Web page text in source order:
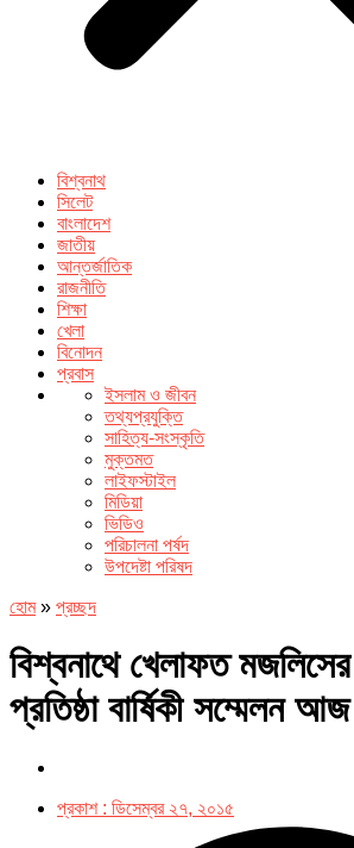
বিশ্বনাথ
সিলেট
বাংলাদেশ
জাতীয়
আন্তর্জাতিক
রাজনীতি
শিক্ষা
খেলা
বিনোদন
প্রবাস
ইসলাম ও জীবন
তথ্যপ্রযুক্তি
সাহিত্য-সংস্কৃতি
মুক্তমত
লাইফস্টাইল
মিডিয়া
ভিডিও
পরিচালনা পর্ষদ
উপদেষ্টা পরিষদ
হোম» প্রচ্ছদ
বিশ্বনাথে খেলাফত
প্রতিষ্ঠা বার্ষিকী সম্মেলন আজ
প্রকাশ : ডিসেম্বর ২৭, ২০১৫